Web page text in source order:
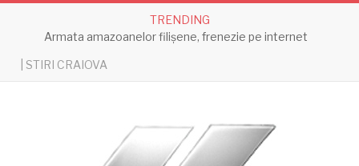
TRENDING
Armata amazoanelor filișene, frenezie pe internet
| STIRI CRAIOVA